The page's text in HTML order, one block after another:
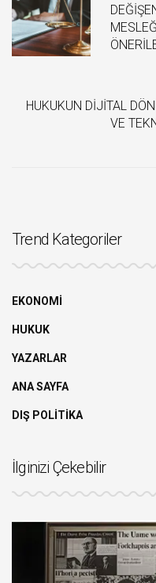
HUKUKUN DİJİTAL
VE
Trend Kategoriler
EKONOMİ
HUKUK
YAZARLAR
ANA SAYFA
DIŞ POLİTİKA
İlginizi Çekebilir